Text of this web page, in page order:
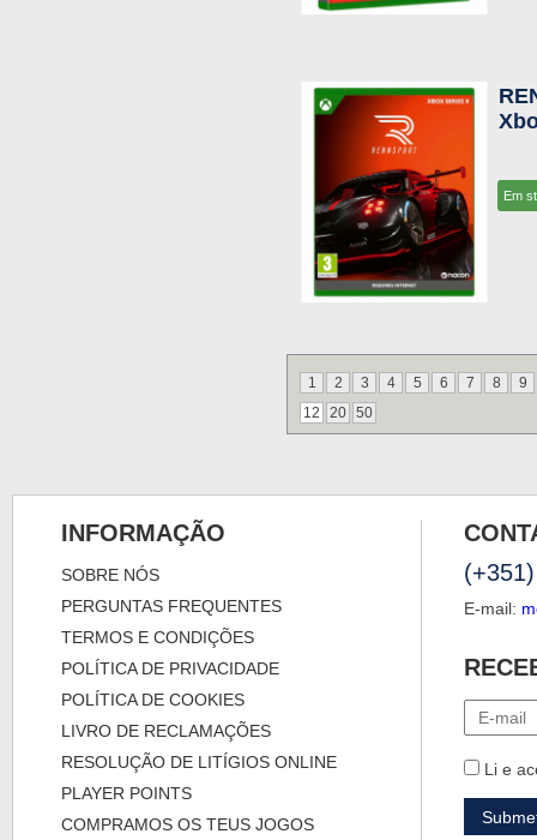
Em
1 2 3 4 5 6 7 8
9
12
20 50
INFORMAÇÃO
SOBRE NÓS
PERGUNTAS FREQUENTES
TERMOS E CONDIÇÕES
POLÍTICA DE PRIVACIDADE
POLÍTICA DE COOKIES
LIVRO DE RECLAMAÇÕES
RESOLUÇÃO DE LITÍGIOS ONLINE
PLAYER POINTS
COMPRAMOS OS TEUS JOGOS
E-mail:
Li e